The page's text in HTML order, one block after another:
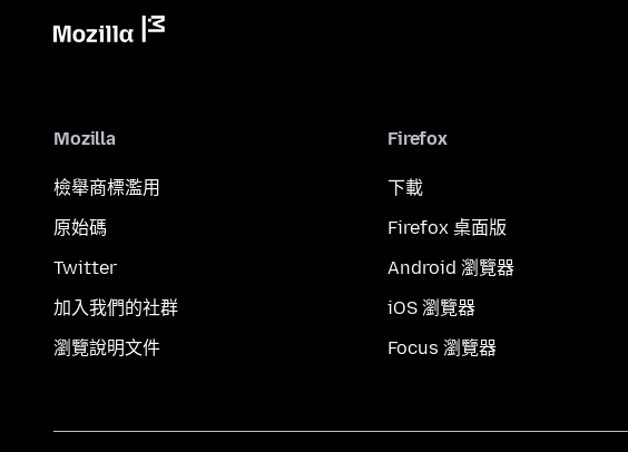
Mozilla
檢舉商標濫用
原始碼
Twitter
加入我們的社群
瀏覽說明文件
Firefox
下載
Firefox 桌面版
Android 瀏覽器
iOS 瀏覽器
Focus 瀏覽器